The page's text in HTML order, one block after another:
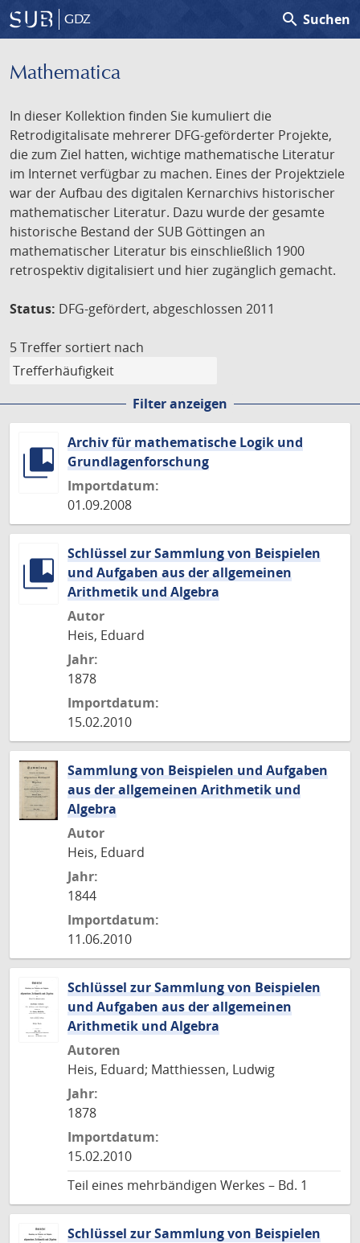
GDZ search Suchen
Mathematica
In dieser Kollektion finden Sie kumuliert die
Retrodigitalisate mehrerer DFG-geförderter Projekte,
die zum Ziel hatten, wichtige mathematische Literatur
im Internet verfügbar zu machen. Eines der Projektziele
war der Aufbau des digitalen Kernarchivs historischer
mathematischer Literatur. Dazu wurde der gesamte
historische Bestand der SUB Göttingen an
mathematischer Literatur bis einschließlich 1900
retrospektiv digitalisiert und hier zugänglich gemacht.
Status: DFG-gefördert, abgeschlossen 2011
5 Treffer sortiert nach
Filter anzeigen
Archiv für mathematische Logik und
Grundlagenforschung
Importdatum:
01.09.2008
Schlüssel zur Sammlung von Beispielen
und Aufgaben aus der allgemeinen
Arithmetik und Algebra
Autor
Heis, Eduard
Jahr:
1878
Importdatum:
15.02.2010
Sammlung von Beispielen und Aufgaben
aus der allgemeinen Arithmetik und
Algebra
Autor
Heis, Eduard
Jahr:
1844
Importdatum:
11.06.2010
Schlüssel zur Sammlung von Beispielen
und Aufgaben aus der allgemeinen
Arithmetik und Algebra
Autoren
Heis, Eduard; Matthiessen, Ludwig
Jahr:
1878
Importdatum:
15.02.2010
Teil eines mehrbändigen Werkes – Bd. 1
Schlüssel zur Sammlung von Beispielen